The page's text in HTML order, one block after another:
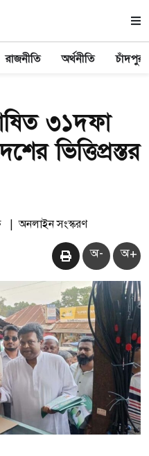
রাজনীতি অর্থনীতি চাঁদপুর
৩১দফা
ভিত্তিপ্রস্তর
অনলাইন সংস্করণ
অ- অ+